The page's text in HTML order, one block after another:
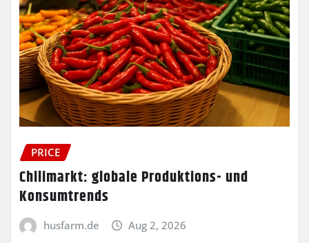
PRICE
Chilimarkt: globale Produktions- und
Konsumtrends
husfarm.de Aug 2, 2026